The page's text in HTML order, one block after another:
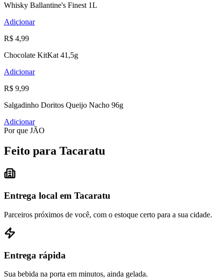
Whisky Ballantine's Finest 1L
Adicionar
R$ 4,99
Chocolate KitKat 41,5g
Adicionar
R$ 9,99
Salgadinho Doritos Queijo Nacho 96g
Adicionar
Por que JÃO
Feito para Tacaratu
Entrega local em Tacaratu
Parceiros próximos de você, com o estoque certo para a sua cidade.
Entrega rápida
Sua bebida na porta em minutos, ainda gelada.